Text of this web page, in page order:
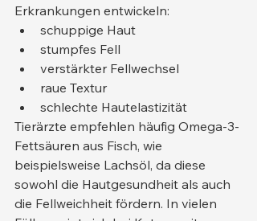
Erkrankungen entwickeln:
schuppige Haut
stumpfes Fell
verstärkter Fellwechsel
raue Textur
schlechte Hautelastizität
Tierärzte empfehlen häufig Omega-3-
Fettsäuren aus Fisch, wie
beispielsweise Lachsöl, da diese
sowohl die Hautgesundheit als auch
die Fellweichheit fördern. In vielen